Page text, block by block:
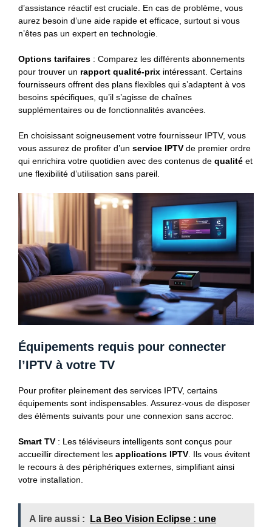
d’assistance réactif est cruciale. En cas de problème, vous
aurez besoin d’une aide rapide et efficace, surtout si vous
n’êtes pas un expert en technologie.
Options tarifaires : Comparez les différents abonnements
pour trouver un rapport qualité-prix intéressant. Certains
fournisseurs offrent des plans flexibles qui s’adaptent à vos
besoins spécifiques, qu’il s’agisse de chaînes
supplémentaires ou de fonctionnalités avancées.
En choisissant soigneusement votre fournisseur IPTV, vous
vous assurez de profiter d’un service IPTV de premier ordre
qui enrichira votre quotidien avec des contenus de qualité et
une flexibilité d’utilisation sans pareil.
Équipements requis pour connecter
l’IPTV à votre TV
Pour profiter pleinement des services IPTV, certains
équipements sont indispensables. Assurez-vous de disposer
des éléments suivants pour une connexion sans accroc.
Smart TV : Les téléviseurs intelligents sont conçus pour
accueillir directement les applications IPTV . Ils vous évitent
le recours à des périphériques externes, simplifiant ainsi
votre installation.
A lire aussi :
La Beo Vision Eclipse : une